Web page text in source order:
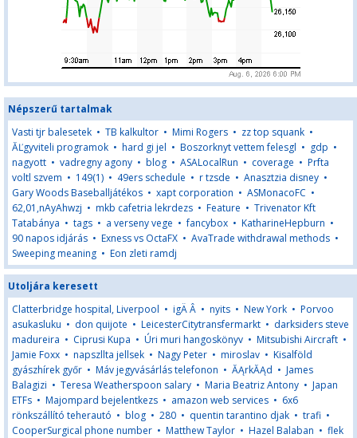
Népszerű tartalmak
Vasti tjr balesetek • TB kalkultor • Mimi Rogers • zz top squank •
ĂĽgyviteli programok • hard gi jel • Boszorknyt vettem felesgl • gdp •
nagyott • vadregny agony • blog • ASALocalRun • coverage • Prfta
voltl szvem • 149(1) • 49ers schedule • r tzsde • Anasztzia disney •
Gary Woods Baseballjátékos • xapt corporation • ASMonacoFC •
62,01,nAyAhwzj • mkb cafetria lekrdezs • Feature • Trivenator Kft
Tatabánya • tags • a verseny vege •fancybox • KatharineHepburn •
90 napos idjárás • Exness vs OctaFX • AvaTrade withdrawal methods •
Sweeping meaning • Eon zleti ramdj
Utoljára keresett
Clatterbridge hospital, Liverpool • igÄ Â • nyits • New York • Porvoo
asukasluku • don quijote • LeicesterCitytransfermarkt • darksiders steve
madureira • Ciprusi Kupa • Úri muri hangoskönyv • Mitsubishi Aircraft •
Jamie Foxx • napszllta jellsek • Nagy Peter • miroslav • Kisalföld
gyászhírek győr • Máv jegyvásárlás telefonon • ĂĄrkĂĄd • James
Balagizi • Teresa Weatherspoon salary • Maria Beatriz Antony • Japan
ETFs • Majompard bejelentkezs • amazon web services • 6x6
rönkszállító teherautó • blog • 280 • quentin tarantino djak • trafi •
CooperSurgical phone number • Matthew Taylor • Hazel Balaban • flek